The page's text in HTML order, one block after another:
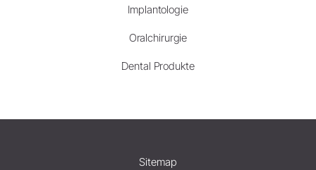
Implantologie
Oralchirurgie
Dental Produkte
Sitemap